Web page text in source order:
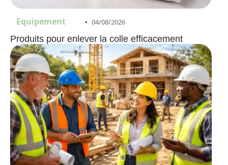
Equipement 04/08/2026
Produits pour enlever la colle efficacement